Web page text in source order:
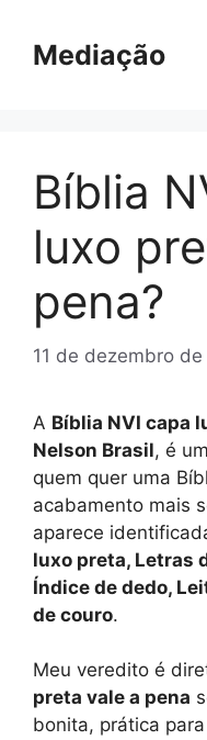
paraMediação
Bíblia
luxo
pena?
11 de dezembro
A Bíblia NVI capa
Nelson Brasil, é
quem quer uma
acabamento mais
aparece
luxo preta, Letras
Índice de dedo,
de couro.
Meu veredito é
preta vale a pena
bonita, prática